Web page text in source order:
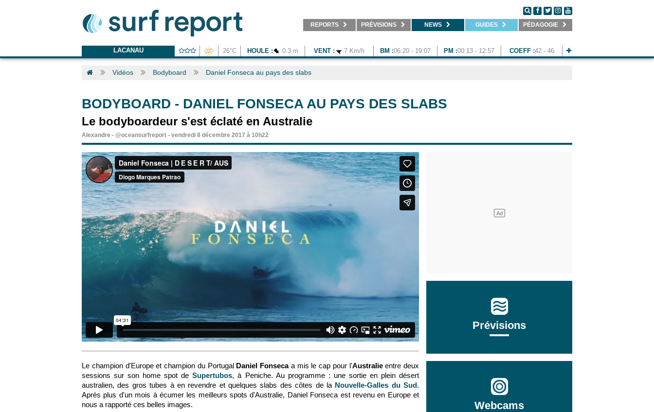
REPORTS PRÉVISIONS NEWS GUIDES PÉDAGOGIE
LACANAU 26°C HOULE : 0.3 m VENT : 7 Km/h BM :06:20 - 19:07 PM :00:13 - 12:57 COEFF :42 - 46
Vidéos Bodyboard Daniel Fonseca au pays des slabs
BODYBOARD - DANIEL FONSECA AU PAYS DES SLABS
Le bodyboardeur s'est éclaté en Australie
Alexandre - @oceansurfreport - vendredi 8 décembre 2017 à 10h22
Le champion d'Europe et champion du Portugal Daniel Fonsecaa mis le cap pour l'Australieentre deux
sessions sur son home spot deSupertubos, à Peniche. Au programme : une sortie en plein désert
australien, des gros tubes à en revendre et quelques slabs des côtes de la Nouvelle-Galles du Sud.
Après plus d'un mois à écumer les meilleurs spots d'Australie, Daniel Fonseca est revenu en Europe et
nous a rapporté ces belles images.
Prévisions
Webcams